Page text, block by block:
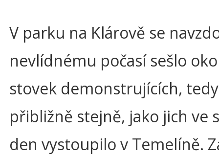
V parku na Klárově se
nevlídnému počasí sešlo
stovek demonstrujících, tedy
přibližně stejně, jako jich ve
den vystoupilo v Temelíně.